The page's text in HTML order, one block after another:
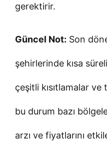
gerektirir.
Güncel Not: Son
şehirlerinde kısa
çeşitli kısıtlamalar ve
bu durum bazı
arzı ve fiyatlarını